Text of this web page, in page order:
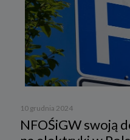
10 grudnia 2024
NFOŚiGW swoją